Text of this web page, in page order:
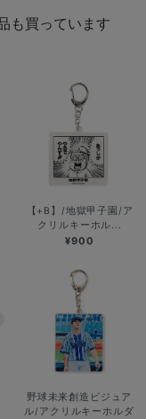
も買っています
【+B】/地獄甲子園/ア
クリルキーホル...
¥900
野球未来創造ビジュア
ル/アクリルキーホルダ